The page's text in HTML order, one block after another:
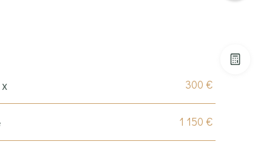
300 €
1 150 €